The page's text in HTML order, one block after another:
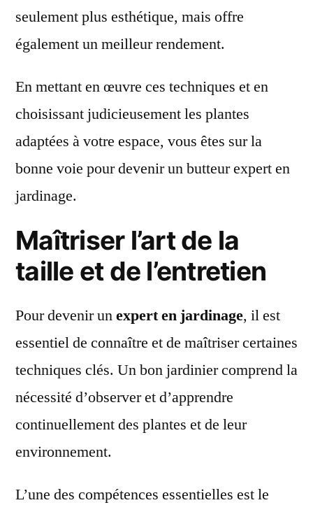
seulement plus esthétique, mais offre
également un meilleur rendement.
En mettant en œuvre ces techniques et en
choisissant judicieusement les plantes
adaptées à votre espace, vous êtes sur la
bonne voie pour devenir un butteur expert en
jardinage.
Maîtriser l’art de la
taille et de l’entretien
Pour devenir unexpert en jardinage, il est
essentiel de connaître et de maîtriser certaines
techniques clés. Un bon jardinier comprend la
nécessité d’observer et d’apprendre
continuellement des plantes et de leur
environnement.
L’une des compétences essentielles est le